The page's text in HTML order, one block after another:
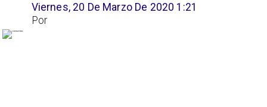
Viernes, 20 De Marzo De 2020 1:21
Por